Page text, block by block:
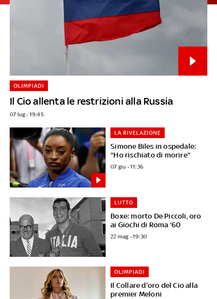
Il Cio allenta le restrizioni alla Russia
OLIMPIADI
07 lug - 19:45
Simone Biles in ospedale:
"Ho rischiato di morire"
LA RIVELAZIONE
07 giu - 11:36
Boxe: morto De Piccoli, oro
ai Giochi di Roma '60
LUTTO
22 mag - 19:30
Il Collare d’oro del Cio alla
premier Meloni
OLIMPIADI